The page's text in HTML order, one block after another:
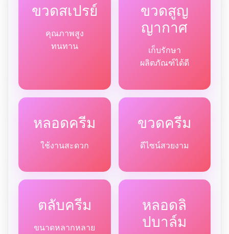
ขวดสเปรย์
คุณภาพสูง
ทนทาน
ขวดสูญ
ญากาศ
เก็บรักษา
ผลิตภัณฑ์ได้ดี
หลอดครีม
ใช้งานสะดวก
ขวดครีม
ดีไซน์สวยงาม
ตลับครีม
ขนาดหลากหลาย
หลอดลิ
ปบาล์ม